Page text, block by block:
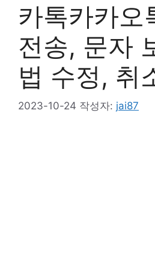
카톡카카오
전송, 문자
법 수정, 취
2023-10-24 작성자: jai87